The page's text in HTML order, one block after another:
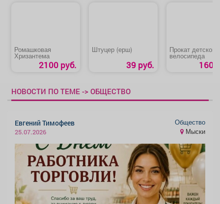
Ромашковая
Хризантема
2100 руб.
Штуцер (ерш)
39 руб.
Прокат детского
велосипеда
160
НОВОСТИ ПО ТЕМЕ -> ОБЩЕСТВО
Евгений Тимофеев
25.07.2026
Общество
Мыски